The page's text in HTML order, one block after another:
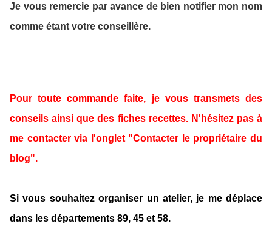
Je vous remercie par avance de bien notifier mon nom
comme étant votre conseillère.
Pour toute commande faite, je vous transmets des
conseils ainsi que des fiches recettes. N'hésitez pas à
me contacter via l'onglet "Contacter le propriétaire du
blog".
Si vous souhaitez organiser un atelier, je me déplace
dans les départements 89, 45 et 58.